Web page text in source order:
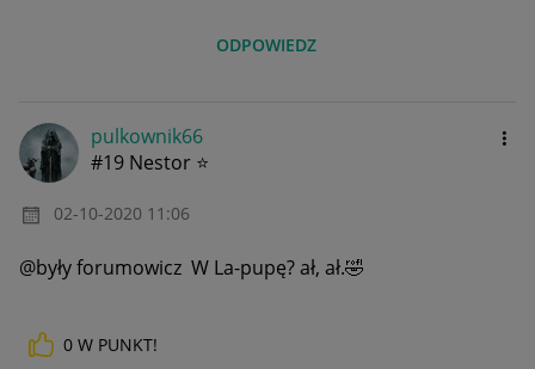
ODPOWIEDZ
pulkownik66
#19 Nestor ⭐
‎02-10-2020 11:06
@były forumowicz W La-pupę? ał, ał.🤣
0 W PUNKT!